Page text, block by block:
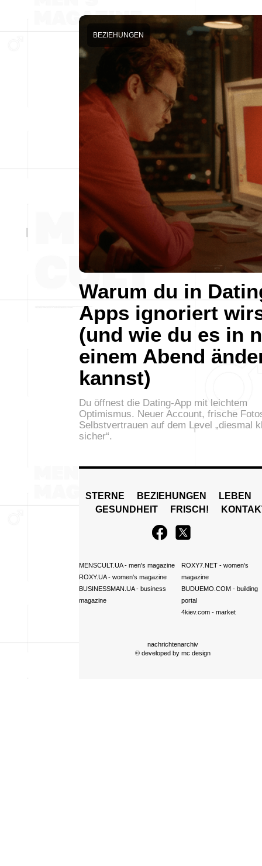
Warum du in
Apps ignoriert
(und wie du es in
einem Abend
kannst)
BEZIEHUNGEN
Du öffnest die Dating-App mit leichtem
Optimismus. Neuer Account, frische
Selbstvertrauen auf dem Level „diesmal
sicher“.
STERNE BEZIEHUNGEN
LEBEN
GESUNDHEIT
FRISCH!
MENSCULT.UA- men's magazine
ROXY.UA- women's magazine
BUSINESSMAN.UA- business
magazine
ROXY7.NET- women's
magazine
BUDUEMO.COM- building
portal
4kiev.com- market
nachrichtenarchiv
© developed by mc design